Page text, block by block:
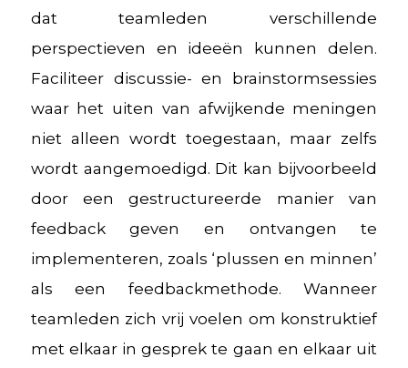
dat teamleden verschillende
perspectieven en ideeën kunnen delen.
Faciliteer discussie- en brainstormsessies
waar het uiten van afwijkende meningen
niet alleen wordt toegestaan, maar zelfs
wordt aangemoedigd. Dit kan bijvoorbeeld
door een gestructureerde manier van
feedback geven en ontvangen te
implementeren, zoals ‘plussen en minnen’
als een feedbackmethode. Wanneer
teamleden zich vrij voelen om konstruktief
met elkaar in gesprek te gaan en elkaar uit